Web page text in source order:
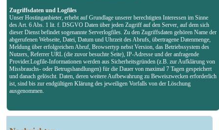
Zugriffsdaten und Logfiles
Unser Hostinganbieter, erhebt auf Grundlage unserer berechtigten Interessen im Sinne
des Art. 6 Abs. 1 lit. f. DSGVO Daten über jeden Zugriff auf den Server, auf dem sich
dieser Dienst befindet sogenannte Serverlogfiles. Zu den Zugriffsdaten gehören Name der
abgerufenen Webseite, Datei, Datum und Uhrzeit des Abrufs, übertragene Datenmenge,
Meldung über erfolgreichen Abruf, Browsertyp nebst Version, das Betriebssystem des
Nutzers, Referrer URL (die zuvor besuchte Seite), IP-Adresse und der anfragende
Provider.Logfile-Informationen werden aus Sicherheitsgründen (z.B. zur Aufklärung von
Missbrauchs- oder Betrugshandlungen) für die Dauer von maximal 7 Tagen gespeichert
und danach gelöscht. Daten, deren weitere Aufbewahrung zu Beweiszwecken erforderlich
ist, sind bis zur endgültigen Klärung des jeweiligen Vorfalls von der Löschung
ausgenommen.